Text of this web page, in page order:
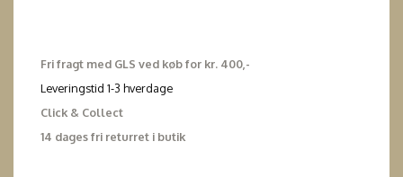
Fri fragt med GLS ved køb for kr. 400,-
Leveringstid 1-3 hverdage
Click & Collect
14 dages fri returret i butik